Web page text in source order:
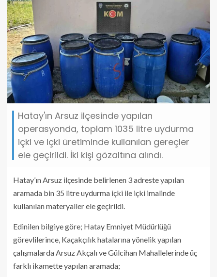
Hatay'ın Arsuz ilçesinde yapılan
operasyonda, toplam 1035 litre uydurma
içki ve içki üretiminde kullanılan gereçler
ele geçirildi. İki kişi gözaltına alındı.
Hatay’ın Arsuz ilçesinde belirlenen 3 adreste yapılan
aramada bin 35 litre uydurma içki ile içki imalinde
kullanılan materyaller ele geçirildi.
Edinilen bilgiye göre; Hatay Emniyet Müdürlüğü
görevlilerince, Kaçakçılık hatalarına yönelik yapılan
çalışmalarda Arsuz Akçalı ve Gülcihan Mahallelerinde üç
farklı ikamette yapılan aramada;